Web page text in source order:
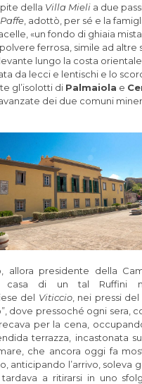
della Villa Mieli a due
, adottò, per sé e la
«un fondo di ghiaia
ferrosa, simile ad altre
lungo la costa orientale
da lecci e lentischi e lo
gl’isolotti di Palmaiola e
dei due comuni
allora presidente della
di un tal Ruffini
del Viticcio, nei pressi del
dove pressoché ogni sera,
per la cena,
terrazza, incastonata
che ancora oggi fa
anticipando l’arrivo, soleva
a ritirarsi in uno